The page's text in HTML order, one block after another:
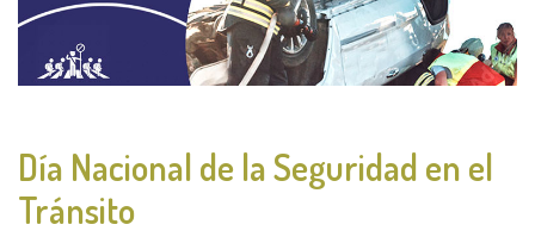
Día Nacional de la Seguridad en el
Tránsito